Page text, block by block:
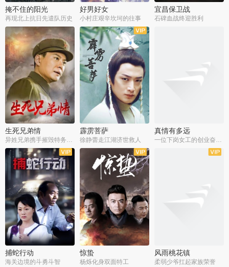
掩不住的阳光
再现北上抗日先遣队历史
好男好女
小村庄艰辛坎坷的往事
宜昌保卫战
石碑血战终迎胜利
全37集
生死兄弟情
异姓兄弟携手摧毁特务阴谋
全40集
霹雳菩萨
徐静蕾走江湖济世救人
真情有多远
一位下岗女工的创业奋斗史
全22集
捕蛇行动
海关边境的斗勇斗智
全39集
惊蛰
杨烁化身双面特工
风雨桃花镇
柔弱少爷扛起家族荣誉